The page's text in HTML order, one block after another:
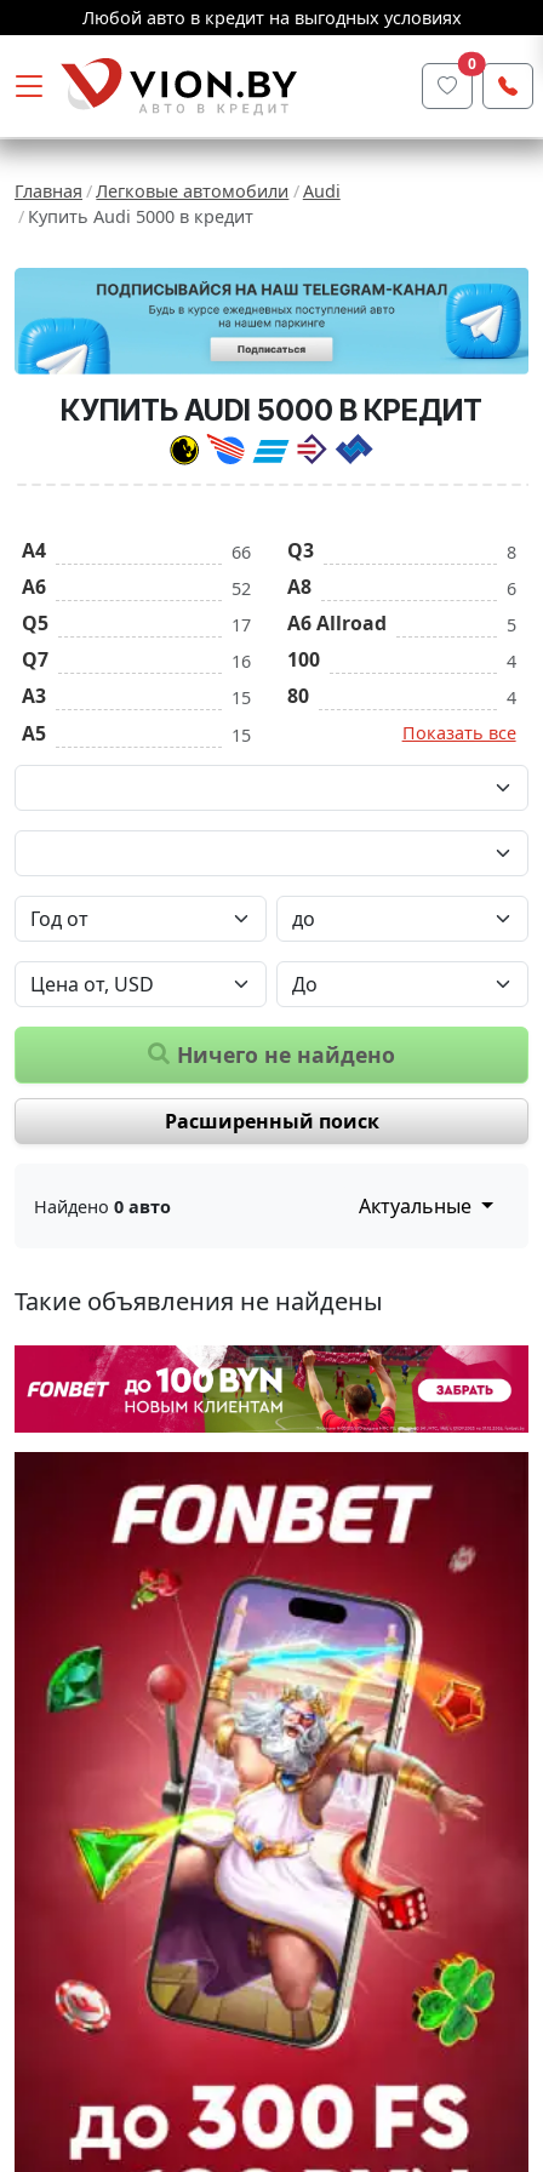
Любой авто в кредит на выгодных условиях
0
Главная Легковые автомобили
Audi
Купить Audi 5000 в кредит
КУПИТЬ AUDI 5000 В КРЕДИТ
A4 66
A6 52
Q5 17
Q7 16
A3 15
A5 15
Q3 8
A8 6
A6 Allroad 5
100 4
80
4
Показать все
Ничего не найдено
Расширенный поиск
Найдено 0 авто Актуальные
Такие объявления не найдены